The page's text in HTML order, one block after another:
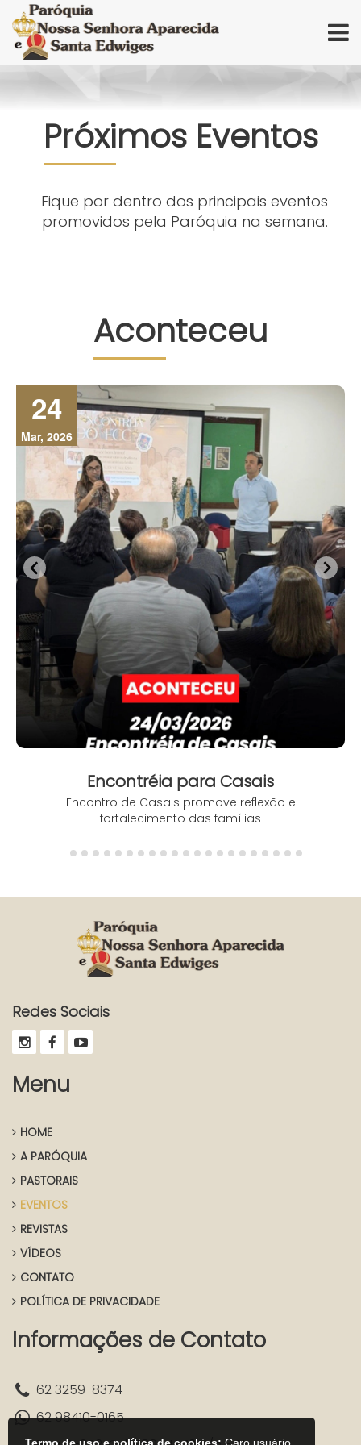
Próximos Eventos
Fique por dentro dos principais eventos
promovidos pela Paróquia na semana.
Aconteceu
24
Mar, 2026
Encontréia para Casais
Encontro de Casais promove reflexão e
fortalecimento das famílias
Redes Sociais
Menu
HOME
A PARÓQUIA
PASTORAIS
EVENTOS
REVISTAS
VÍDEOS
CONTATO
POLÍTICA DE PRIVACIDADE
Informações de Contato
62 3259-8374
62 98410-0165